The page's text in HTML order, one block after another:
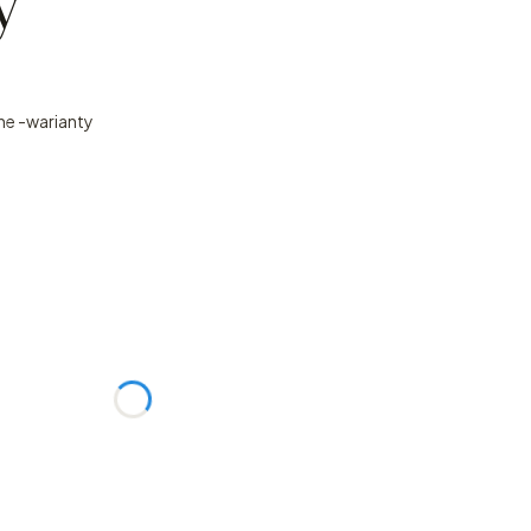
-warianty